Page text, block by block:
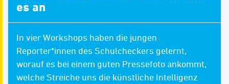
es an
In vier Workshops haben die jungen
Reporter*innen des Schulcheckers gelernt,
worauf es bei einem guten Pressefoto ankommt,
welche Streiche uns die künstliche Intelligenz